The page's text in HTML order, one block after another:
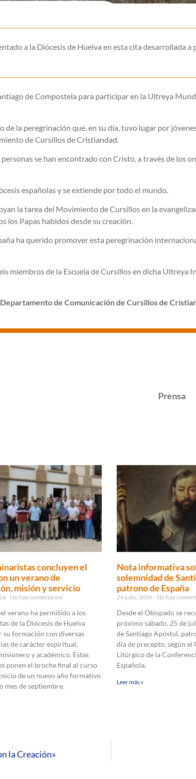
a la Diócesis de Huelva en esta cita desarrollada a
de Compostela para participar en la Ultreya
la peregrinación que, en su día, tuvo lugar por
de Cursillos de Cristiandad.
se han encontrado con Cristo, a través de los
españolas y se extiende por todo el mundo.
la tarea del Movimiento de Cursillos en la
los Papas habidos desde su creación.
ha querido promover esta peregrinación
miembros de la Escuela de Cursillos en dicha Ultreya
Departamento de Comunicación de Cursillos de
Prensa
concluyen el
un verano de
misión y servicio
No hay comentarios
verano ha permitido a los
de la Diócesis de Huelva
su formación con diversas
de carácter espiritual,
y académico. Estas
ponen el broche final al curso
de un nuevo año formativo
mes de septiembre.
Nota informativa
solemnidad de
patrono de España
24 julio, 2026 No hay
Desde el Obispado se
próximo sábado, 25 de
de Santiago Apóstol,
día de precepto, según el
Litúrgico de la
Española.
Leer más »
la Creación»